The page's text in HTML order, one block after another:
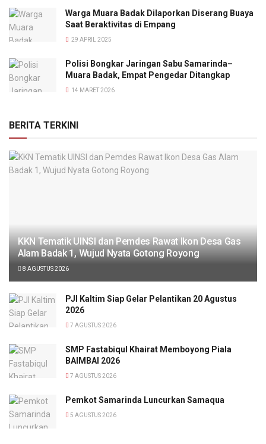
Warga Muara Badak Dilaporkan Diserang Buaya
Saat Beraktivitas di Empang
29 APRIL 2025
Polisi Bongkar Jaringan Sabu Samarinda–
Muara Badak, Empat Pengedar Ditangkap
14 MARET 2026
BERITA TERKINI
KKN Tematik UINSI dan Pemdes Rawat Ikon Desa Gas
Alam Badak 1, Wujud Nyata Gotong Royong
8 AGUSTUS 2026
PJI Kaltim Siap Gelar Pelantikan 20 Agustus
2026
7 AGUSTUS 2026
SMP Fastabiqul Khairat Memboyong Piala
BAIMBAI 2026
7 AGUSTUS 2026
Pemkot Samarinda Luncurkan Samaqua
5 AGUSTUS 2026